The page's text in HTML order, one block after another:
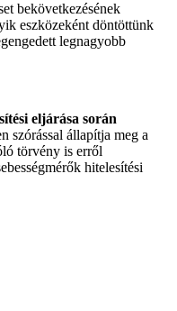
bekövetkezésének
eszközeként döntöttünk
legnagyobb
eljárása során
szórással állapítja meg a
törvény is erről
hitelesítési